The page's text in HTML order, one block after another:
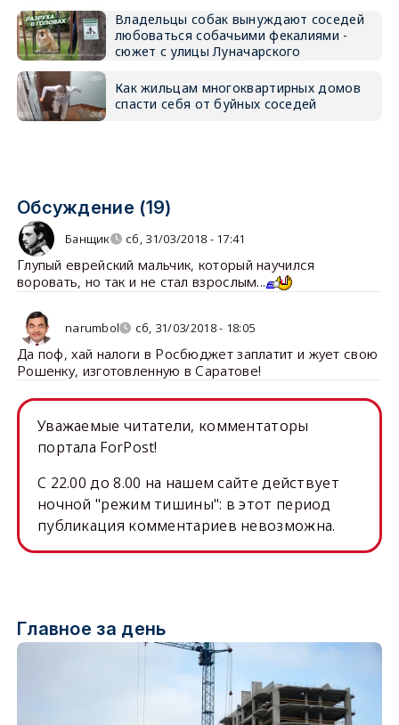
Владельцы собак вынуждают соседей
любоваться собачьими фекалиями -
сюжет с улицы Луначарского
Как жильцам многоквартирных домов
спасти себя от буйных соседей
Обсуждение (19)
Банщик сб, 31/03/2018 - 17:41
Глупый еврейский мальчик, который научился
воровать, но так и не стал взрослым...
narumbol сб, 31/03/2018 - 18:05
Да поф, хай налоги в Росбюджет заплатит и жует свою
Рошенку, изготовленную в Саратове!
Уважаемые читатели, комментаторы
портала ForPost!
C 22.00 до 8.00 на нашем сайте действует
ночной "режим тишины": в этот период
публикация комментариев невозможна.
Главное за день